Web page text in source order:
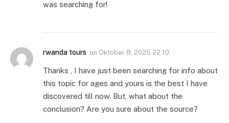
was searching for!
rwanda tours on Oktober 8, 2025 22:10
Thanks , I have just been searching for info about
this topic for ages and yours is the best I have
discovered till now. But, what about the
conclusion? Are you sure about the source?